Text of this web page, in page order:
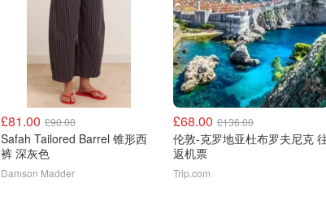
£81.00 £90.00
Safah Tailored Barrel 锥形西
裤 深灰色
Damson Madder
£68.00 £136.00
伦敦-克罗地亚杜布罗夫尼克
返机票
Trip.com